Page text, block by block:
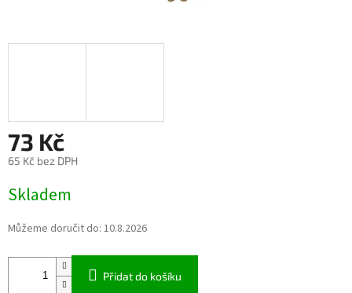
73 Kč
65 Kč bez DPH
cena:
Skladem
Můžeme doručit do: 10.8.2026
Přidat do košíku